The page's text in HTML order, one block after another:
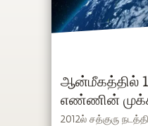
ஆன்மீகத்தில்
எண்ணின்
2012ல் சத்குரு